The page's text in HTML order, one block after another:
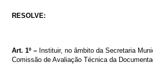
RESOLVE:
Art. 1º – Instituir, no âmbito da Secretaria
Comissão de Avaliação Técnica da